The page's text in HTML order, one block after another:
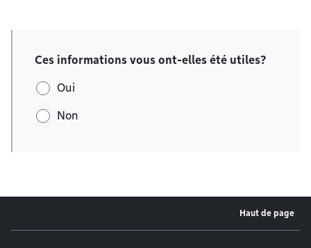
Ces informations vous ont-elles été utiles?
Oui
Non
Haut de page